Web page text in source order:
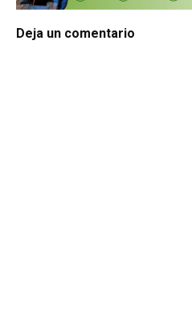
Deja un comentario